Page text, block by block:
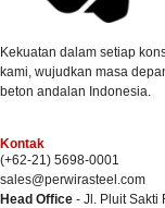
Kekuatan dalam setiap
kami, wujudkan masa
beton andalan Indonesia.
Kontak
(+62-21) 5698-0001
sales@perwirasteel.com
Head Office - Jl. Pluit Sakti